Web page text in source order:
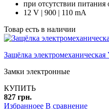
при отсутствии питания
12 V | 900 | 110 mA
Товар есть в наличии
Защёлка
Замки электронные
КУПИТЬ
827 грн.
Избранноее В сравнение